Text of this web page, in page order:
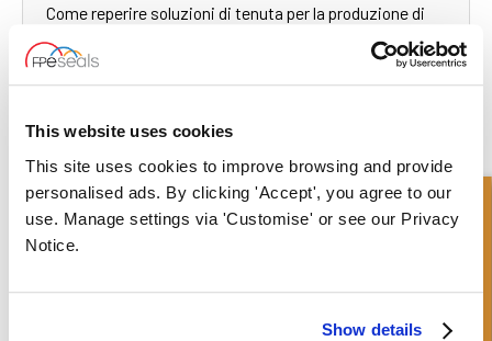
This website uses cookies
This site uses cookies to improve browsing and provide
personalised ads. By clicking 'Accept', you agree to our
use. Manage settings via 'Customise' or see our Privacy
Notice.
Show details
Come reperire soluzioni di tenuta per la produzione di
Watch Video
Come usare le pinze per circlip Richiesta Veloce